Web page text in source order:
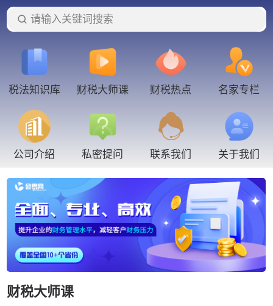
请输入关键词搜索
税法知识库 财税大师课 财税热点 名家专栏
公司介绍 私密提问 联系我们 关于我们
财税大师课